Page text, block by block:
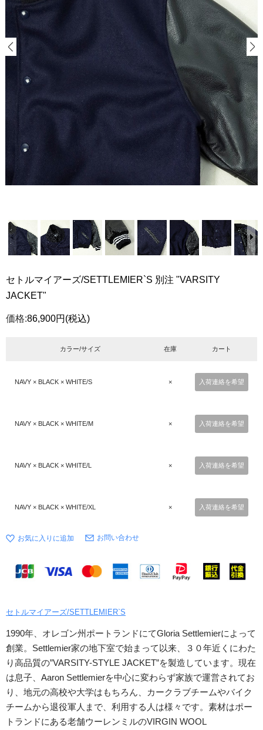
セトルマイアーズ/SETTLEMIER`S 別注 "VARSITY
JACKET"
価格:86,900円 (税込)
カラー/サイズ 在庫 カート
NAVY × BLACK × WHITE/S × 入荷連絡を希望
NAVY × BLACK × WHITE/M × 入荷連絡を希望
NAVY × BLACK × WHITE/L × 入荷連絡を希望
NAVY × BLACK × WHITE/XL × 入荷連絡を希望
お問い合わせ
セトルマイアーズ/SETTLEMIER`S
1990年、オレゴン州ポートランドにてGloria Settlemierによって
創業。Settlemier家の地下室で始まって以来、３０年近くにわた
り高品質の”VARSITY-STYLE JACKET”を製造しています。現在
は息子、Aaron Settlemierを中心に変わらず家族で運営されてお
り、地元の高校や大学はもちろん、カークラブチームやバイク
チームから退役軍人まで、利用する人は様々です。素材はポー
トランドにある老舗ウーレンミルのVIRGIN WOOL